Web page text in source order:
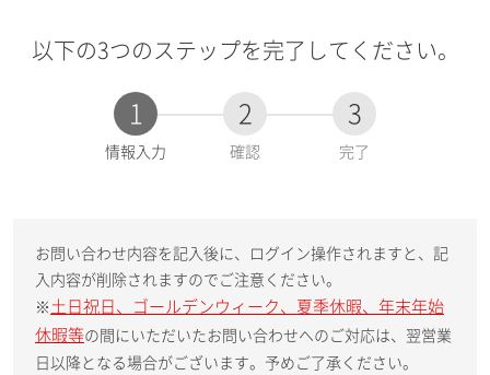
以下の3つのステップを完了してください。
1
現
情報入力
2
確認
3
完了
お問い合わせ内容を記入後に、ログイン操作されますと、記
入内容が削除されますのでご注意ください。
※ 土日祝日、ゴールデンウィーク、夏季休暇、年末年始
休暇等の間にいただいたお問い合わせへのご対応は、翌営業
日以降となる場合がございます。予めご了承ください。